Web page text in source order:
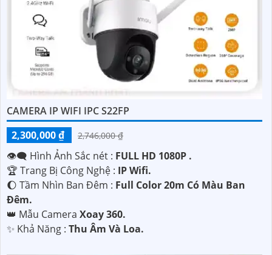
CAMERA IP WIFI IPC S22FP
2,300,000 ₫
2,746,000 ₫
👁️‍🗨 Hình Ảnh Sắc nét : FULL HD 1080P .
🏆 Trang Bị Công Nghệ : IP Wifi.
🌔 Tầm Nhìn Ban Đêm : Full Color 20m Có Màu Ban
Đêm.
👑 Mẫu Camera Xoay 360.
️✨ Khả Năng : Thu Âm Và Loa.